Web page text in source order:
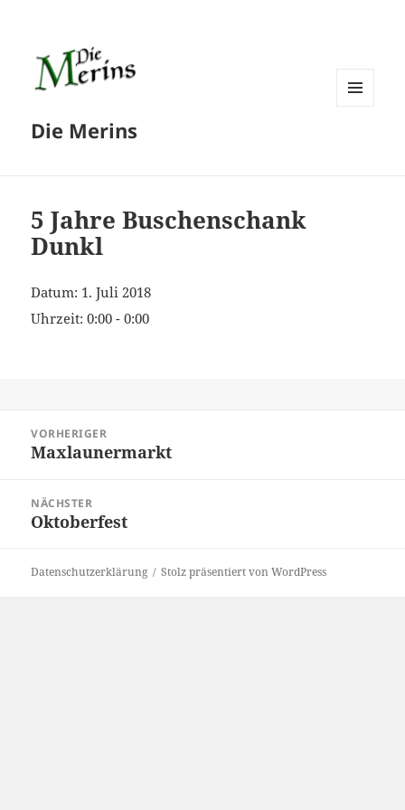
Die Merins
5 Jahre Buschenschank
Dunkl
Datum: 1. Juli 2018
Uhrzeit:0:00 - 0:00
VORHERIGER
Vorheriger
Maxlaunermarkt
NÄCHSTER
Nächster
Oktoberfest
Datenschutzerklärung Stolz präsentiert von WordPress